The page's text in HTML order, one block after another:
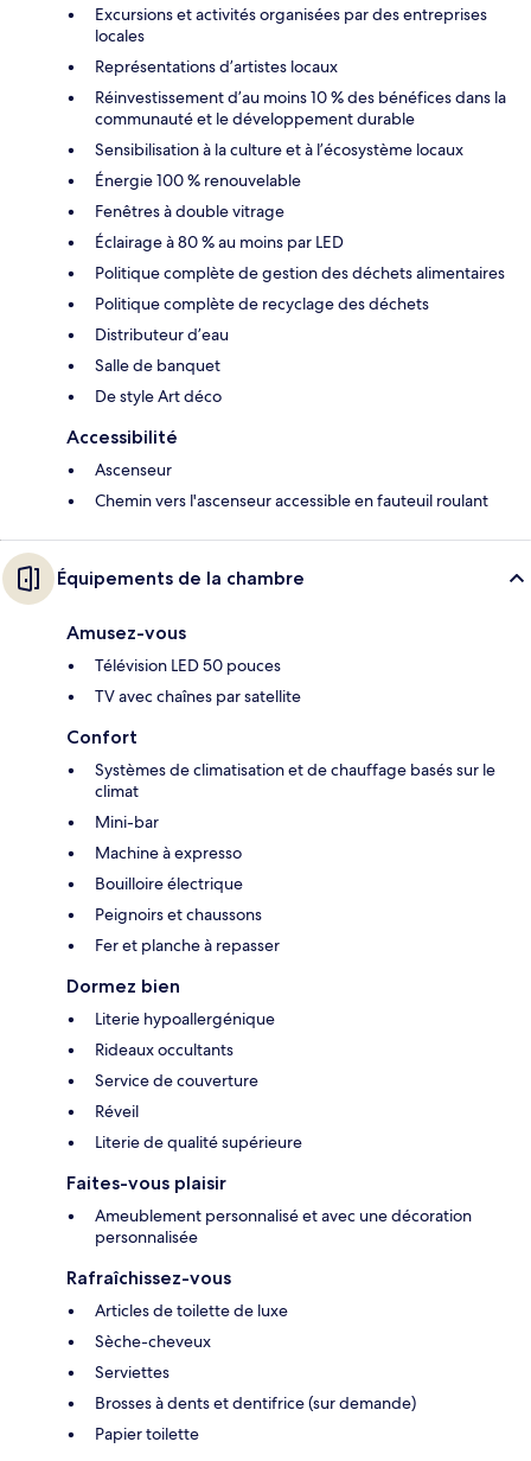
Excursions et activités organisées par des entreprises
locales
Représentations d’artistes locaux
Réinvestissement d’au moins 10 % des bénéfices dans la
communauté et le développement durable
Sensibilisation à la culture et à l’écosystème locaux
Énergie 100 % renouvelable
Fenêtres à double vitrage
Éclairage à 80 % au moins par LED
Politique complète de gestion des déchets alimentaires
Politique complète de recyclage des déchets
Distributeur d’eau
Salle de banquet
De style Art déco
Accessibilité
Ascenseur
Chemin vers l'ascenseur accessible en fauteuil roulant
Équipements de la chambre
Amusez-vous
Télévision LED 50 pouces
TV avec chaînes par satellite
Confort
Systèmes de climatisation et de chauffage basés sur le
climat
Mini-bar
Machine à expresso
Bouilloire électrique
Peignoirs et chaussons
Fer et planche à repasser
Dormez bien
Literie hypoallergénique
Rideaux occultants
Service de couverture
Réveil
Literie de qualité supérieure
Faites-vous plaisir
Ameublement personnalisé et avec une décoration
personnalisée
Rafraîchissez-vous
Articles de toilette de luxe
Sèche-cheveux
Serviettes
Brosses à dents et dentifrice (sur demande)
Papier toilette